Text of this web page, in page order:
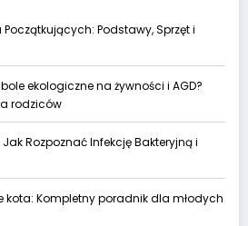
Podstawy, Sprzęt i
ekologiczne na żywności i AGD?
rodziców
Rozpoznać Infekcję Bakteryjną i
kota: Kompletny poradnik dla młodych